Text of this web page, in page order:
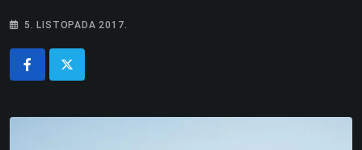
5. LISTOPADA 2017.